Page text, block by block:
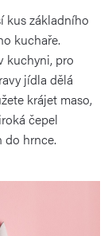
kus základního
kuchaře.
kuchyni, pro
jídla dělá
krájet maso,
čepel
do hrnce.